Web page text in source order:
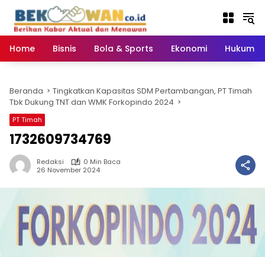
konten
Home
Bisnis Bola & Sports Ekonomi Hukum
Beranda
Tingkatkan Kapasitas SDM Pertambangan, PT Timah
Tbk Dukung TNT dan WMK Forkopindo 2024
PT Timah
1732609734769
Redaksi
0 Min Baca
26 November 2024